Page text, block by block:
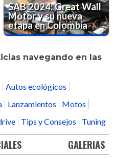
SAB 2024: Great Wall
Motor y su nueva
etapa en Colombia
navegando en las
Autos ecológicos
Lanzamientos
Motos
Tips y Consejos Tuning
GALERIAS